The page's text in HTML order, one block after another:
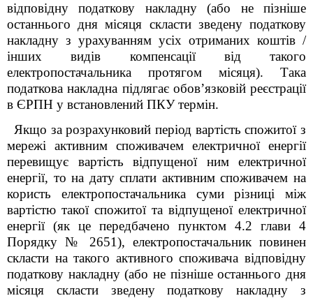
відповідну податкову накладну (або не пізніше
останнього дня місяця скласти зведену податкову
накладну з урахуванням усіх отриманих коштів /
інших видів компенсації від такого
електропостачальника протягом місяця). Така
податкова накладна підлягає обов’язковій реєстрації
в ЄРПН у встановлений ПКУ термін.
Якщо за розрахунковий період вартість спожитої з
мережі активним споживачем електричної енергії
перевищує вартість відпущеної ним електричної
енергії, то на дату сплати активним споживачем на
користь електропостачальника суми різниці між
вартістю такої спожитої та відпущеної електричної
енергії (як це передбачено пунктом 4.2 глави 4
Порядку № 2651), електропостачальник повинен
скласти на такого активного споживача відповідну
податкову накладну (або не пізніше останнього дня
місяця скласти зведену податкову накладну з